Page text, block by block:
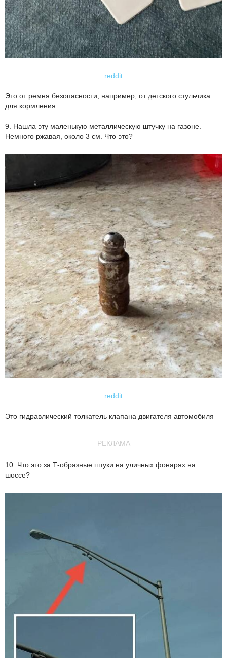
reddit
Это от ремня безопасности, например, от детского стульчика
для кормления
9. Нашла эту маленькую металлическую штучку на газоне.
Немного ржавая, около 3 см. Что это?
reddit
Это гидравлический толкатель клапана двигателя автомобиля
РЕКЛАМА
10. Что это за Т-образные штуки на уличных фонарях на
шоссе?